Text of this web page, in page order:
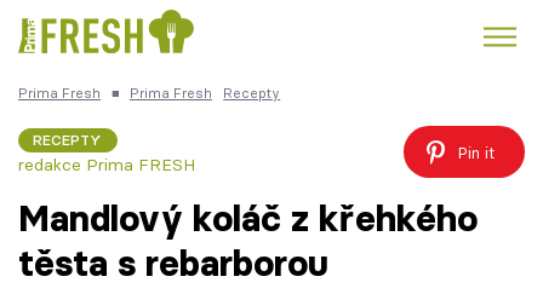
Česká kuchyně Čokoláda
Prima Fresh ■ Prima Fresh Recepty
RECEPTY
redakce Prima FRESH
Pin it
Mandlový koláč z křehkého
těsta s rebarborou